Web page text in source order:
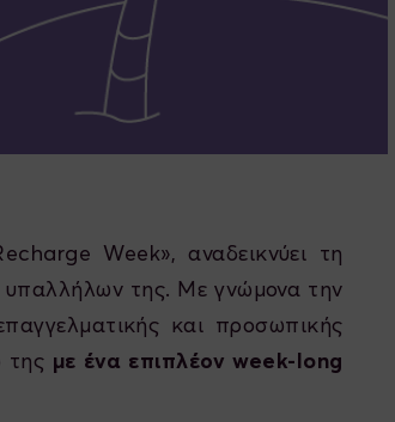
Week», αναδεικνύει τη
υπαλλήλων της. Με γνώμονα την
και προσωπικής
της με ένα επιπλέονweek-long